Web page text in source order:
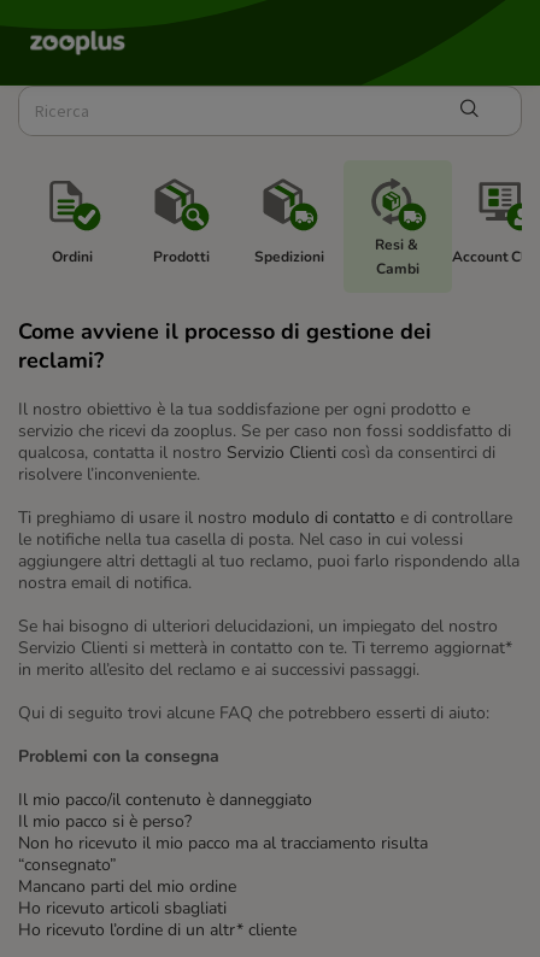
Ordini Prodotti Spedizioni
Resi &
Cambi
Account
Come avviene il processo di gestione dei
reclami?
Il nostro obiettivo è la tua soddisfazione per ogni prodotto e
servizio che ricevi da zooplus. Se per caso non fossi soddisfatto di
qualcosa, contatta il nostro Servizio Clienti così da consentirci di
risolvere l’inconveniente.
Ti preghiamo di usare il nostro modulo di contatto e di controllare
le notifiche nella tua casella di posta. Nel caso in cui volessi
aggiungere altri dettagli al tuo reclamo, puoi farlo rispondendo alla
nostra email di notifica.
Se hai bisogno di ulteriori delucidazioni, un impiegato del nostro
Servizio Clienti si metterà in contatto con te. Ti terremo aggiornat*
in merito all’esito del reclamo e ai successivi passaggi.
Qui di seguito trovi alcune FAQ che potrebbero esserti di aiuto:
Problemi con la consegna
Il mio pacco/il contenuto è danneggiato
Il mio pacco si è perso?
Non ho ricevuto il mio pacco ma al tracciamento risulta
“consegnato”
Mancano parti del mio ordine
Ho ricevuto articoli sbagliati
Ho ricevuto l’ordine di un altr* cliente